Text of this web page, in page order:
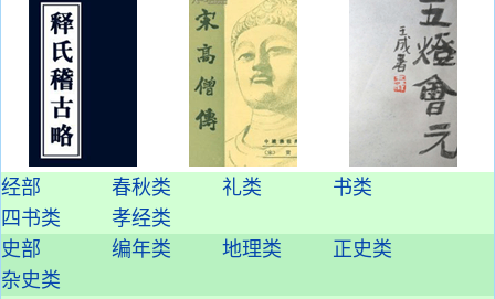
经部 春秋类 礼类
书类
四书类
孝经类
史部
编年类 地理类
正史类
杂史类